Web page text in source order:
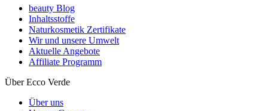
beauty Blog
Inhaltsstoffe
Naturkosmetik Zertifikate
Wir und unsere Umwelt
Aktuelle Angebote
Affiliate Programm
Über Ecco Verde
Über uns